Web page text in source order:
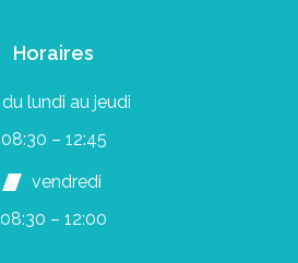
Horaires
du lundi au jeudi
08:30 – 12:45
vendredi
08:30 – 12:00